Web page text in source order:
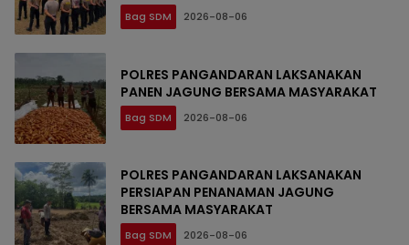
81Bag SDM 2026-08-06
POLRES PANGANDARAN LAKSANAKAN
PANEN JAGUNG BERSAMA MASYARAKAT
Bag SDM 2026-08-06
POLRES PANGANDARAN LAKSANAKAN
PERSIAPAN PENANAMAN JAGUNG
BERSAMA MASYARAKAT
Bag SDM 2026-08-06